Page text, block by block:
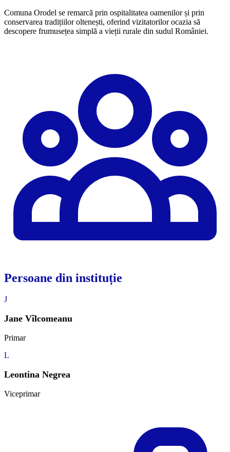
Comuna Orodel se remarcă prin ospitalitatea oamenilor și prin
conservarea tradițiilor oltenești, oferind vizitatorilor ocazia să
descopere frumusețea simplă a vieții rurale din sudul României.
Persoane din instituție
J
Jane Vîlcomeanu
Primar
L
Leontina Negrea
Viceprimar